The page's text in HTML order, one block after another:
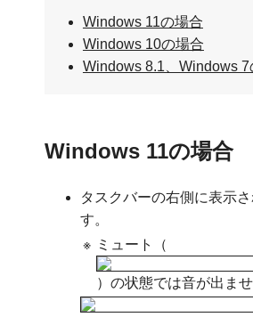
Windows 11の場合
Windows 10の場合
Windows 8.1、Windows 7
Windows 11の場合
タスクバーの右側に表示
す。
※ ミュート（
）の状態では音が出ませ